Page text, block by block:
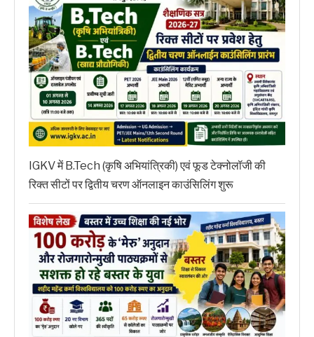
IGKV में B.Tech (कृषि अभियांत्रिकी) एवं फूड टेक्नोलॉजी की
रिक्त सीटों पर द्वितीय चरण ऑनलाइन काउंसिलिंग शुरू